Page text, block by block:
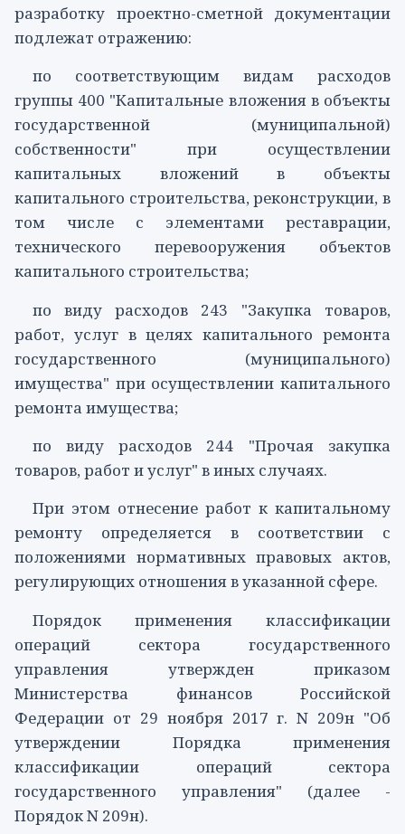
разработку проектно-сметной документации
подлежат отражению:
по соответствующим видам расходов
группы 400 "Капитальные вложения в объекты
государственной (муниципальной)
собственности" при осуществлении
капитальных вложений в объекты
капитального строительства, реконструкции, в
том числе с элементами реставрации,
технического перевооружения объектов
капитального строительства;
по виду расходов 243 "Закупка товаров,
работ, услуг в целях капитального ремонта
государственного (муниципального)
имущества" при осуществлении капитального
ремонта имущества;
по виду расходов 244 "Прочая закупка
товаров, работ и услуг" в иных случаях.
При этом отнесение работ к капитальному
ремонту определяется в соответствии с
положениями нормативных правовых актов,
регулирующих отношения в указанной сфере.
Порядокприменения классификации
операций сектора государственного
управления утвержден приказом
Министерства финансов Российской
Федерации от 29 ноября 2017 г. N 209н "Об
утверждении Порядка применения
классификации операций сектора
государственного управления" (далее -
Порядок N 209н).